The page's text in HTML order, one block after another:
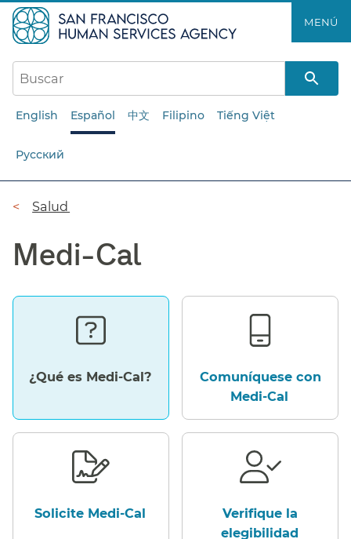
al
contenido
principal​​
MENÚ​​
English Español 中文 Filipino Tiếng Việt
Русский
Ruta
navegación​​
Salud​​
Medi-Cal​​
¿Qué es Medi-Cal?​​
Comuníquese con
Medi-Cal​​
Solicite Medi-Cal​​
Verifique la
elegibilidad​​